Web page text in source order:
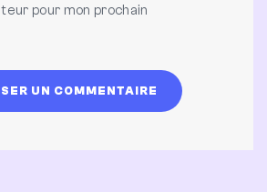
pour mon prochain